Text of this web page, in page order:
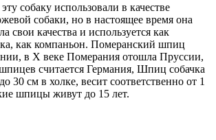
собаку использовали в качестве
собаки, но в настоящее время она
свои качества и используется как
как компаньон. Померанский шпиц
в Х веке Померания отошла Пруссии,
считается Германия, Шпиц собачка
30 см в холке, весит соответственно от 1
шпицы живут до 15 лет.